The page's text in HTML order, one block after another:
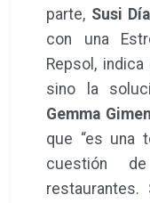
parte, Susi
con una
Repsol,
sino la
Gemma
que “es una
cuestión